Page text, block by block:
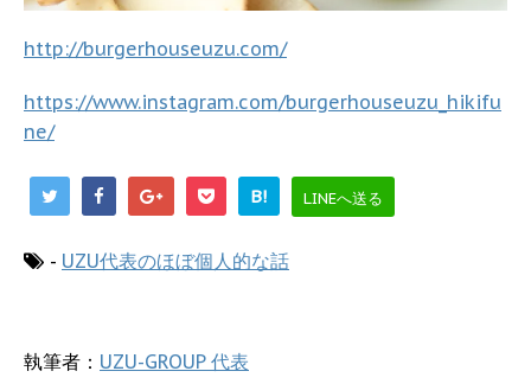
http://burgerhouseuzu.com/
https://www.instagram.com/burgerhouseuzu_hikifu
ne/
B! LINEへ送る
- UZU代表のほぼ個人的な話
執筆者： UZU-GROUP 代表